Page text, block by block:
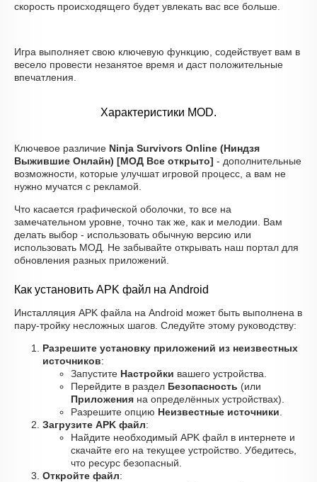
скорость происходящего будет увлекать вас все больше.
Игра выполняет свою ключевую функцию, содействует вам в
весело провести незанятое время и даст положительные
впечатления.
Характеристики MOD.
Ключевое различие Ninja Survivors Online (Ниндзя
Выжившие Онлайн) [МОД Все открыто] - дополнительные
возможности, которые улучшат игровой процесс, а вам не
нужно мучатся с рекламой.
Что касается графической оболочки, то все на
замечательном уровне, точно так же, как и мелодии. Вам
делать выбор - использовать обычную версию или
использовать МОД. Не забывайте открывать наш портал для
обновления разных приложений.
Как установить APK файл на Android
Инсталляция APK файла на Android может быть выполнена в
пару-тройку несложных шагов. Следуйте этому руководству:
Разрешите установку приложений из неизвестных
источников:
Запустите Настройки вашего устройства.
Перейдите в раздел Безопасность (или
Приложения на определённых устройствах).
Разрешите опцию Неизвестные источники
Загрузите APK файл:
Найдите необходимый APK файл в интернете и
скачайте его на текущее устройство. Убедитесь,
что ресурс безопасный.
Откройте файл: